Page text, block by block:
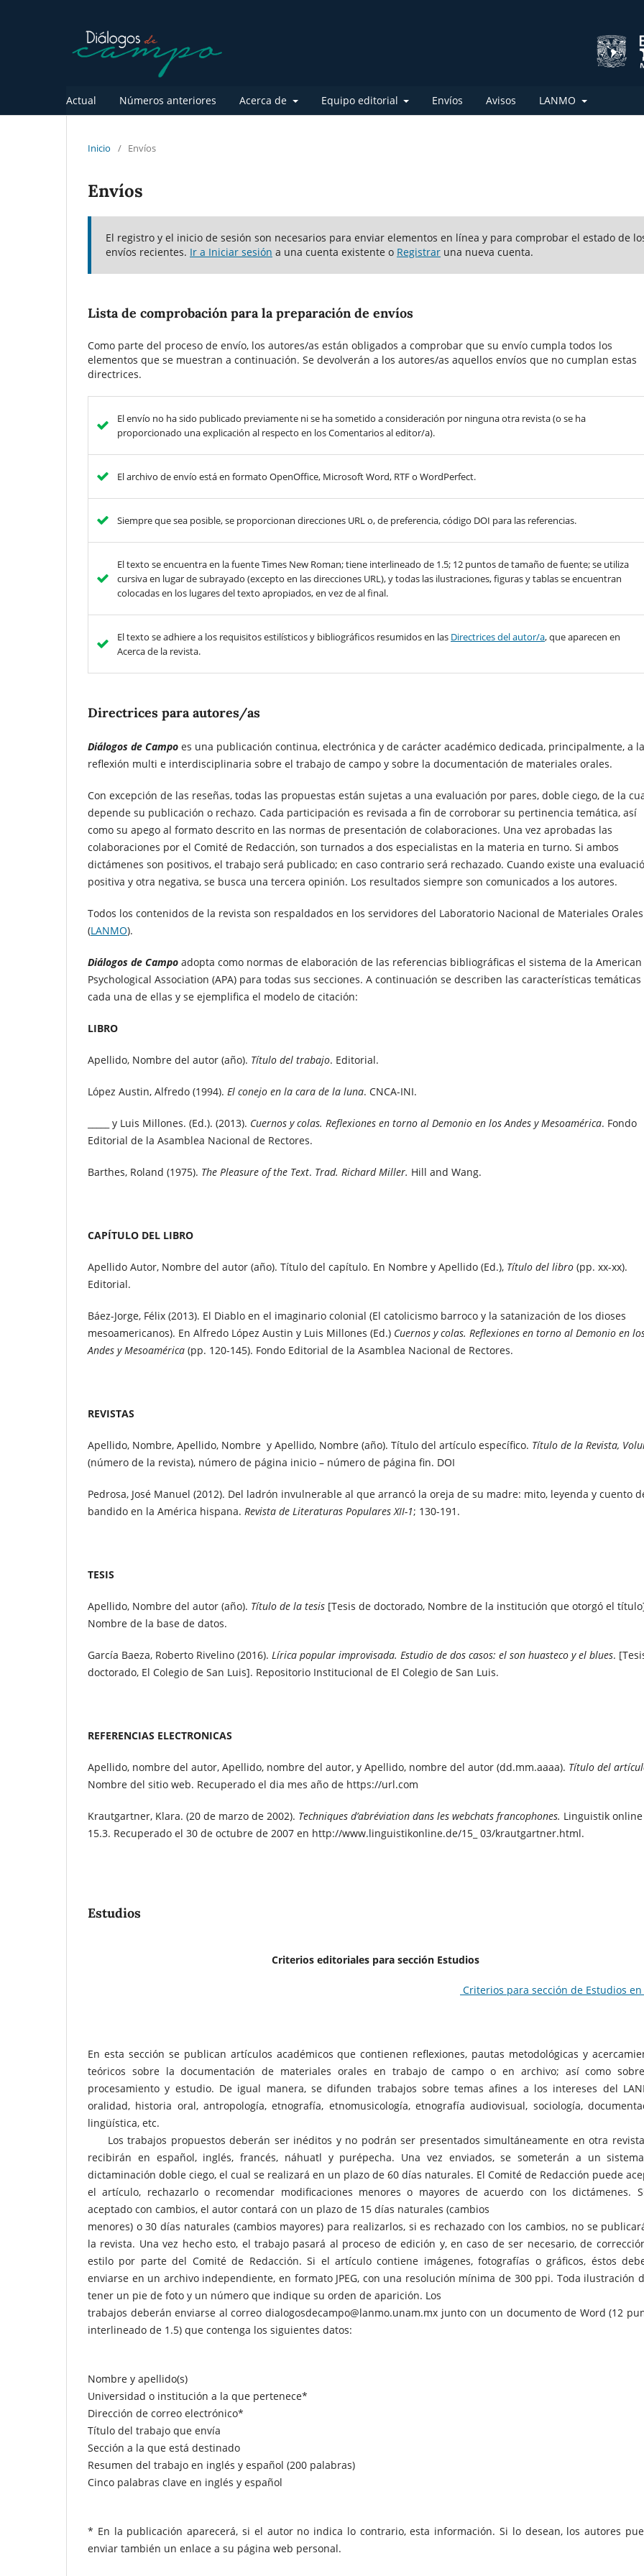
Actual Números anteriores Acerca de Equipo editorial Envíos Avisos LANMO
Inicio / Envíos
Envíos
El registro y el inicio de sesión son necesarios para enviar elementos en línea y para comprobar el estado de
envíos recientes. Ir a Iniciar sesión a una cuenta existente o Registrar una nueva cuenta.
Lista de comprobación para la preparación de envíos
Como parte del proceso de envío, los autores/as están obligados a comprobar que su envío cumpla todos los
elementos que se muestran a continuación. Se devolverán a los autores/as aquellos envíos que no cumplan estas
directrices.
El envío no ha sido publicado previamente ni se ha sometido a consideración por ninguna otra revista (o se ha
proporcionado una explicación al respecto en los Comentarios al editor/a).
El archivo de envío está en formato OpenOffice, Microsoft Word, RTF o WordPerfect.
Siempre que sea posible, se proporcionan direcciones URL o, de preferencia, código DOI para las referencias.
El texto se encuentra en la fuente Times New Roman; tiene interlineado de 1.5; 12 puntos de tamaño de fuente; se utiliza
cursiva en lugar de subrayado (excepto en las direcciones URL), y todas las ilustraciones, figuras y tablas se encuentran
colocadas en los lugares del texto apropiados, en vez de al final.
El texto se adhiere a los requisitos estilísticos y bibliográficos resumidos en las Directrices del autor/a, que aparecen en
Acerca de la revista.
Directrices para autores/as
Diálogos de Campo es una publicación continua, electrónica y de carácter académico dedicada, principalmente, a la
reflexión multi e interdisciplinaria sobre el trabajo de campo y sobre la documentación de materiales orales.
Con excepción de las reseñas, todas las propuestas están sujetas a una evaluación por pares, doble ciego, de la
depende su publicación o rechazo. Cada participación es revisada a fin de corroborar su pertinencia temática, así
como su apego al formato descrito en las normas de presentación de colaboraciones. Una vez aprobadas las
colaboraciones por el Comité de Redacción, son turnados a dos especialistas en la materia en turno. Si ambos
dictámenes son positivos, el trabajo será publicado; en caso contrario será rechazado. Cuando existe una
positiva y otra negativa, se busca una tercera opinión. Los resultados siempre son comunicados a los autores.
Todos los contenidos de la revista son respaldados en los servidores del Laboratorio Nacional de Materiales Orales
(LANMO).
Diálogos de Campo adopta como normas de elaboración de las referencias bibliográficas el sistema de la American
Psychological Association (APA) para todas sus secciones. A continuación se describen las características temáticas
cada una de ellas y se ejemplifica el modelo de citación:
LIBRO
Apellido, Nombre del autor (año). Título del trabajo. Editorial.
López Austin, Alfredo (1994). El conejo en la cara de la luna. CNCA-INI.
_____ y Luis Millones. (Ed.). (2013). Cuernos y colas. Reflexiones en torno al Demonio en los Andes y Mesoamérica. Fondo
Editorial de la Asamblea Nacional de Rectores.
Barthes, Roland (1975). The Pleasure of the Text. Trad. Richard Miller. Hill and Wang.
CAPÍTULO DEL LIBRO
Apellido Autor, Nombre del autor (año). Título del capítulo. En Nombre y Apellido (Ed.), Título del libro (pp. xx-xx).
Editorial.
Báez-Jorge, Félix (2013). El Diablo en el imaginario colonial (El catolicismo barroco y la satanización de los dioses
mesoamericanos). En Alfredo López Austin y Luis Millones (Ed.) Cuernos y colas. Reflexiones en torno al Demonio en
Andes y Mesoamérica (pp. 120-145). Fondo Editorial de la Asamblea Nacional de Rectores.
REVISTAS
Apellido, Nombre, Apellido, Nombre y Apellido, Nombre (año). Título del artículo específico. Título de la Revista,
(número de la revista), número de página inicio – número de página fin. DOI
Pedrosa, José Manuel (2012). Del ladrón invulnerable al que arrancó la oreja de su madre: mito, leyenda y cuento
bandido en la América hispana. Revista de Literaturas Populares XII-1; 130-191.
TESIS
Apellido, Nombre del autor (año). Título de la tesis [Tesis de doctorado, Nombre de la institución que otorgó el
Nombre de la base de datos.
García Baeza, Roberto Rivelino (2016). Lírica popular improvisada. Estudio de dos casos: el son huasteco y el blues. [
doctorado, El Colegio de San Luis]. Repositorio Institucional de El Colegio de San Luis.
REFERENCIAS ELECTRONICAS
Apellido, nombre del autor, Apellido, nombre del autor, y Apellido, nombre del autor (dd.mm.aaaa). Título del
Nombre del sitio web. Recuperado el dia mes año de https://url.com
Krautgartner, Klara. (20 de marzo de 2002). Techniques d’abréviation dans les webchats francophones. Linguistik online
15.3. Recuperado el 30 de octubre de 2007 en http://www.linguistikonline.de/15_ 03/krautgartner.html.
Estudios
Criterios editoriales para sección Estudios
Criterios para sección de Estudios en
En esta sección se publican artículos académicos que contienen reflexiones, pautas metodológicas y
teóricos sobre la documentación de materiales orales en trabajo de campo o en archivo; así como
procesamiento y estudio. De igual manera, se difunden trabajos sobre temas afines a los intereses del
oralidad, historia oral, antropología, etnografía, etnomusicología, etnografía audiovisual, sociología,
lingüística, etc.
Los trabajos propuestos deberán ser inéditos y no podrán ser presentados simultáneamente en otra
recibirán en español, inglés, francés, náhuatl y purépecha. Una vez enviados, se someterán a un
dictaminación doble ciego, el cual se realizará en un plazo de 60 días naturales. El Comité de Redacción puede
el artículo, rechazarlo o recomendar modificaciones menores o mayores de acuerdo con los dictámenes.
aceptado con cambios, el autor contará con un plazo de 15 días naturales (cambios
menores) o 30 días naturales (cambios mayores) para realizarlos, si es rechazado con los cambios, no se
la revista. Una vez hecho esto, el trabajo pasará al proceso de edición y, en caso de ser necesario, de
estilo por parte del Comité de Redacción. Si el artículo contiene imágenes, fotografías o gráficos, éstos
enviarse en un archivo independiente, en formato JPEG, con una resolución mínima de 300 ppi. Toda ilustración
tener un pie de foto y un número que indique su orden de aparición. Los
trabajos deberán enviarse al correo dialogosdecampo@lanmo.unam.mx junto con un documento de Word (12
interlineado de 1.5) que contenga los siguientes datos:
Nombre y apellido(s)
Universidad o institución a la que pertenece*
Dirección de correo electrónico*
Título del trabajo que envía
Sección a la que está destinado
Resumen del trabajo en inglés y español (200 palabras)
Cinco palabras clave en inglés y español
* En la publicación aparecerá, si el autor no indica lo contrario, esta información. Si lo desean, los autores
enviar también un enlace a su página web personal.